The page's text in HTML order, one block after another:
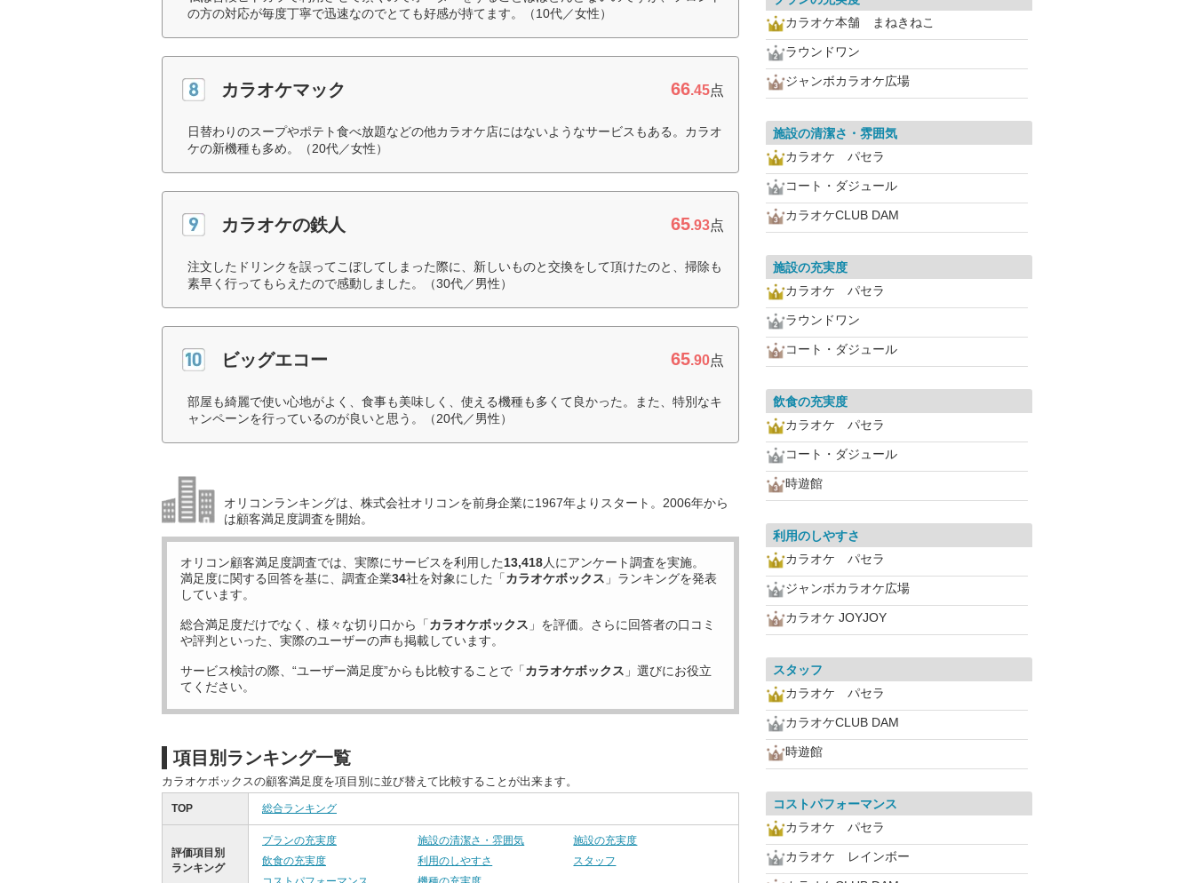
の方の対応が毎度丁寧で迅速なのでとても好感が持てます。（10代／女性）
カラオケマック 66.45点
日替わりのスープやポテト食べ放題などの他カラオケ店にはないようなサービスもある。カラオ
ケの新機種も多め。（20代／女性）
カラオケの鉄人 65.93点
注文したドリンクを誤ってこぼしてしまった際に、新しいものと交換をして頂けたのと、掃除も
素早く行ってもらえたので感動しました。（30代／男性）
ビッグエコー 65.90点
部屋も綺麗で使い心地がよく、食事も美味しく、使える機種も多くて良かった。また、特別なキ
ャンペーンを行っているのが良いと思う。（20代／男性）
オリコンランキングは、株式会社オリコンを前身企業に1967年よりスタート。2006年から
は顧客満足度調査を開始。
オリコン顧客満足度調査では、実際にサービスを利用した13,418人にアンケート調査を実施。
満足度に関する回答を基に、調査企業34社を対象にした「カラオケボックス 」ランキングを発表
しています。
総合満足度だけでなく、様々な切り口から「カラオケボックス 」を評価。さらに回答者の口コミ
や評判といった、実際のユーザーの声も掲載しています。
サービス検討の際、“ユーザー満足度”からも比較することで「カラオケボックス 」選びにお役立
てください。
項目別ランキング一覧
カラオケボックスの顧客満足度を項目別に並び替えて比較することが出来ます。
TOP 総合ランキング
評価項目別
ランキング
プランの充実度 施設の清潔さ・雰囲気
施設の充実度
飲食の充実度
利用のしやすさ
スタッフ
カラオケ本舗 まねきねこ
ラウンドワン
ジャンボカラオケ広場
施設の清潔さ・雰囲気
カラオケ パセラ
コート・ダジュール
カラオケCLUB DAM
施設の充実度
カラオケ パセラ
ラウンドワン
コート・ダジュール
飲食の充実度
カラオケ パセラ
コート・ダジュール
時遊館
利用のしやすさ
カラオケ パセラ
ジャンボカラオケ広場
カラオケ JOYJOY
スタッフ
カラオケ パセラ
カラオケCLUB DAM
時遊館
コストパフォーマンス
カラオケ パセラ
カラオケ レインボー